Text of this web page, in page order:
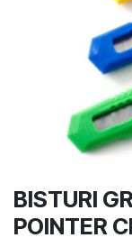
BISTURI
POINTER